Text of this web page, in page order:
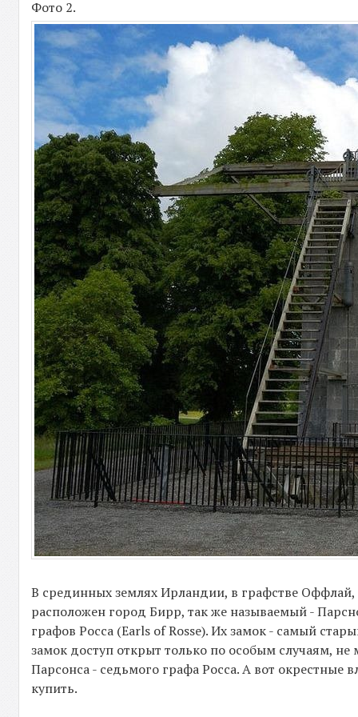
Фото 2.
В срединных землях Ирландии, в графстве
расположен город Бирр, так же называемый -
графов Росса (Earls of Rosse). Их замок - самый
замок доступ открыт только по особым случаям,
Парсонса - седьмого графа Росса. А вот
купить.